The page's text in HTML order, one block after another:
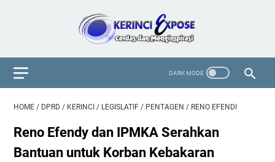
HOME / DPRD / KERINCI / LEGISLATIF / PENTAGEN / RENO EFENDI
Reno Efendy dan IPMKA Serahkan
Bantuan untuk Korban Kebakaran